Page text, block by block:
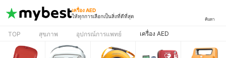
เครื่อง AED
ให้ทุกการเลือกเป็นสิ่งที่ดีที่สุด
ค้นหา
TOP สุขภาพ อุปกรณ์การแพทย์ เครื่อง AED